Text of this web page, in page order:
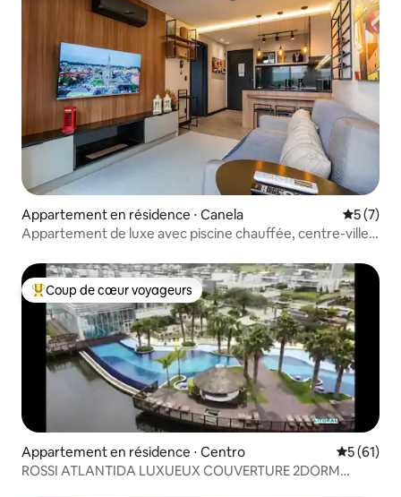
Appartement en résidence ⋅ Canela
5 (7)
Appartement de luxe avec piscine chauffée, centre-ville
Coups de cœur voyageurs les plus appréciés
Coup de cœur voyageurs
Appartement en résidence ⋅ Centro
5 (61)
ROSSI ATLANTIDA LUXUEUX COUVERTURE 2DORM